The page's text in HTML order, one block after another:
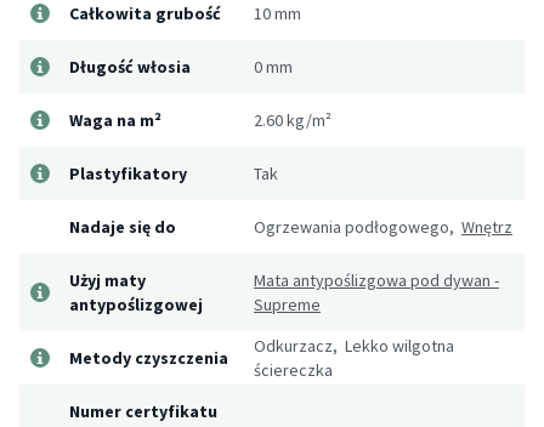
Całkowita grubość 10 mm
Długość włosia 0 mm
Waga na m² 2.60 kg/m²
Plastyfikatory Tak
Nadaje się do Ogrzewania podłogowego, Wnętrz
Użyj maty
antypoślizgowej
Mata antypoślizgowa pod dywan -
Supreme
Metody czyszczenia
Odkurzacz, Lekko wilgotna
ściereczka
Numer certyfikatu